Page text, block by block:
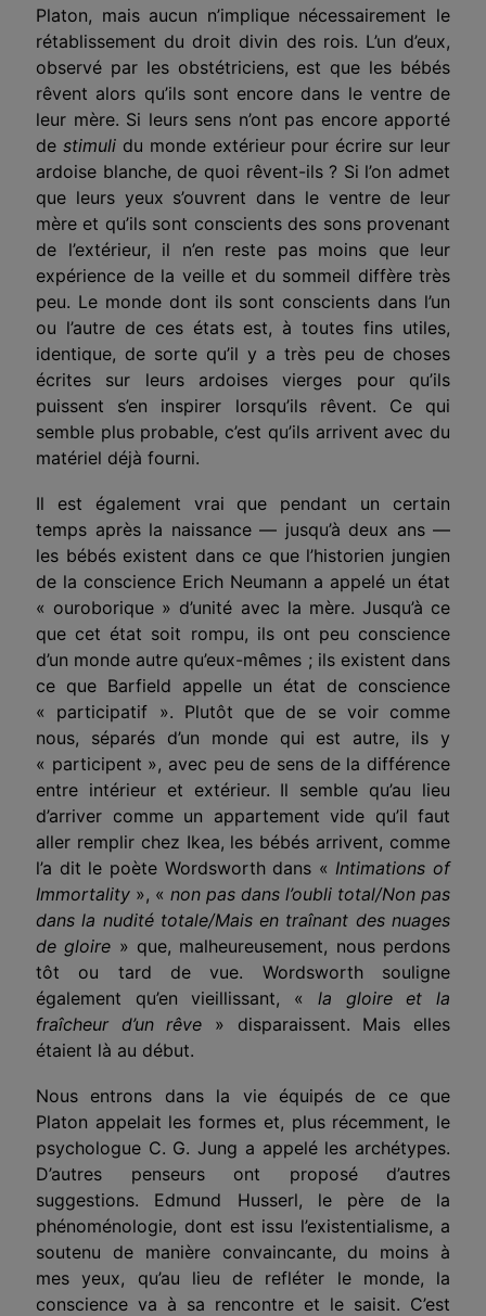
Platon, mais aucun n’implique nécessairement le
rétablissement du droit divin des rois. L’un d’eux,
observé par les obstétriciens, est que les bébés
rêvent alors qu’ils sont encore dans le ventre de
leur mère. Si leurs sens n’ont pas encore apporté
de stimulidu monde extérieur pour écrire sur leur
ardoise blanche, de quoi rêvent-ils ? Si l’on admet
que leurs yeux s’ouvrent dans le ventre de leur
mère et qu’ils sont conscients des sons provenant
de l’extérieur, il n’en reste pas moins que leur
expérience de la veille et du sommeil diffère très
peu. Le monde dont ils sont conscients dans l’un
ou l’autre de ces états est, à toutes fins utiles,
identique, de sorte qu’il y a très peu de choses
écrites sur leurs ardoises vierges pour qu’ils
puissent s’en inspirer lorsqu’ils rêvent. Ce qui
semble plus probable, c’est qu’ils arrivent avec du
matériel déjà fourni.
Il est également vrai que pendant un certain
temps après la naissance — jusqu’à deux ans —
les bébés existent dans ce que l’historien jungien
de la conscience Erich Neumann a appelé un état
« ouroborique » d’unité avec la mère. Jusqu’à ce
que cet état soit rompu, ils ont peu conscience
d’un monde autre qu’eux-mêmes ; ils existent dans
ce que Barfield appelle un état de conscience
« participatif ». Plutôt que de se voir comme
nous, séparés d’un monde qui est autre, ils y
« participent », avec peu de sens de la différence
entre intérieur et extérieur. Il semble qu’au lieu
d’arriver comme un appartement vide qu’il faut
aller remplir chez Ikea, les bébés arrivent, comme
l’a dit le poète Wordsworth dans « Intimations of
Immortality », « non pas dans l’oubli total/Non pas
dans la nudité totale/Mais en traînant des nuages
de gloire » que, malheureusement, nous perdons
tôt ou tard de vue. Wordsworth souligne
également qu’en vieillissant, « la gloire et la
fraîcheur d’un rêve » disparaissent. Mais elles
étaient là au début.
Nous entrons dans la vie équipés de ce que
Platon appelait les formes et, plus récemment, le
psychologue C. G. Jung a appelé les archétypes.
D’autres penseurs ont proposé d’autres
suggestions. Edmund Husserl, le père de la
phénoménologie, dont est issu l’existentialisme, a
soutenu de manière convaincante, du moins à
mes yeux, qu’au lieu de refléter le monde, la
conscience va à sa rencontre et le saisit. C’est